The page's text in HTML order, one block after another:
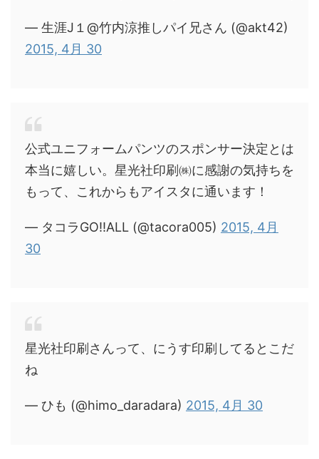
— 生涯J１@竹内涼推しパイ兄さん (@akt42)
2015, 4月 30
公式ユニフォームパンツのスポンサー決定とは
本当に嬉しい。星光社印刷㈱に感謝の気持ちを
もって、これからもアイスタに通います！
— タコラGO!!ALL (@tacora005) 2015, 4月
30
星光社印刷さんって、にうす印刷してるとこだ
ね
— ひも (@himo_daradara) 2015, 4月 30